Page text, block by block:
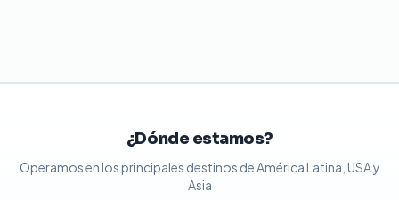
¿Dónde estamos?
Operamos en los principales destinos de América Latina, USA y
Asia